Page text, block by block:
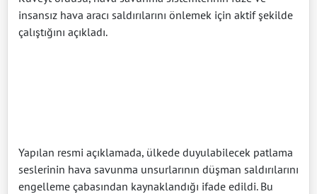
insansız hava aracı saldırılarını önlemek için aktif şekilde
çalıştığını açıkladı.
Yapılan resmi açıklamada, ülkede duyulabilecek patlama
seslerinin hava savunma unsurlarının düşman saldırılarını
engelleme çabasından kaynaklandığı ifade edildi. Bu